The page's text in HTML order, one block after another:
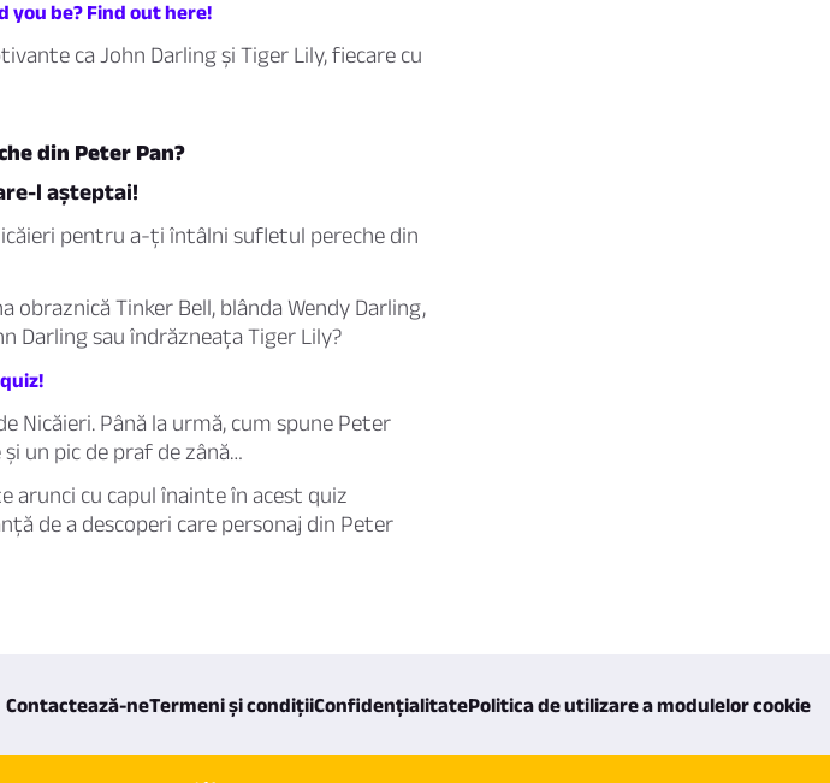
you be? Find out here!
ca John Darling și Tiger Lily, fiecare cu
din Peter Pan?
l așteptai!
pentru a-ți întâlni sufletul pereche din
obraznică Tinker Bell, blânda Wendy Darling,
Darling sau îndrăzneața Tiger Lily?
Nicăieri. Până la urmă, cum spune Peter
un pic de praf de zână…
arunci cu capul înainte în acest quiz
de a descoperi care personaj din Peter
Contactează-neTermeni și condițiiConfidențialitatePolitica de utilizare a modulelor cookie